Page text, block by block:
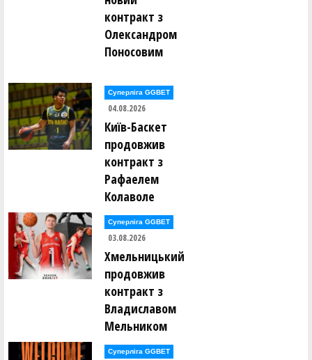
Олексій Мазур ()
Андрій Макаренко ()
Дар’я Макаренко ()
Марина Малафєєва ()
Анастасія Мартовицька ()
Михайло Маслак ()
Олександр Маслов ()
Микита Мельник ()
Нікіта Мельник ()
Андрій Менько ()
Валентин Мирончик ()
Валентин Мирончик ()
Дмитро Михайлов ()
Михайло Мостовий ()
Дмитро Мугайлов ()
контракт з
Олександром
Поносовим
Суперліга GGBET
04.08.2026
Київ-Баскет
продовжив
контракт з
Рафаелем
Колаволе
Суперліга GGBET
03.08.2026
Хмельницький
продовжив
контракт з
Владиславом
Мельником
Суперліга GGBET